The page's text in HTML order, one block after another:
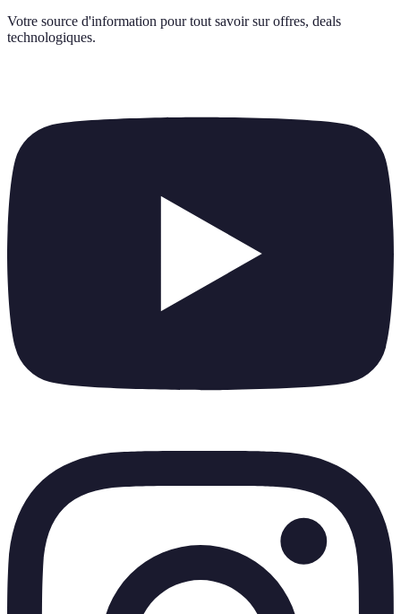
Votre source d'information pour tout savoir sur offres, deals
technologiques.